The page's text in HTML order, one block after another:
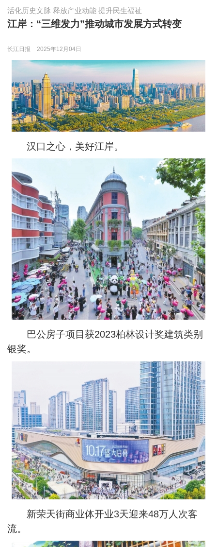
活化历史文脉 释放产业动能 提升民生福祉
江岸：“三维发力”推动城市发展方式转变
长江日报 2025年12月04日
汉口之心，美好江岸。
巴公房子项目获2023柏林设计奖建筑类别
银奖。
新荣天街商业体开业3天迎来48万人次客
流。